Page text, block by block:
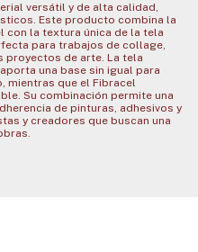
versátil y de alta calidad,
Este producto combina la
con la textura única de la tela
para trabajos de collage,
proyectos de arte. La tela
una base sin igual para
mientras que el Fibracel
Su combinación permite una
de pinturas, adhesivos y
y creadores que buscan una